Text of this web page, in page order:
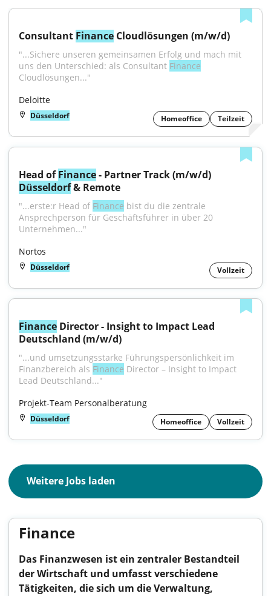
Consultant Finance Cloudlösungen (m/w/d)
"...Sichere unseren gemeinsamen Erfolg und mach mit
uns den Unterschied: als Consultant Finance
Cloudlösungen..."
Deloitte
Düsseldorf Homeoffice Teilzeit
Head of Finance
Düsseldorf & Remote
"...erste:r Head of Finance bist du die zentrale
Ansprechperson für Geschäftsführer in über 20
Unternehmen..."
Nortos
Düsseldorf Vollzeit
Finance Director - Insight to Impact Lead
Deutschland (m/w/d)
"...und umsetzungsstarke Führungspersönlichkeit im
Finanzbereich als Finance Director – Insight to Impact
Lead Deutschland..."
Projekt-Team Personalberatung
Düsseldorf Homeoffice Vollzeit
Weitere Jobs laden
Finance
Das Finanzwesen ist ein zentraler Bestandteil
der Wirtschaft und umfasst verschiedene
Tätigkeiten, die sich um die Verwaltung,